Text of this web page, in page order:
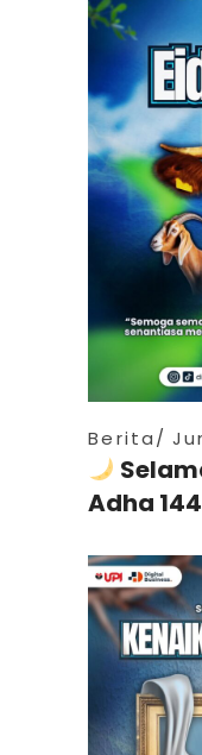
Berita
Adha